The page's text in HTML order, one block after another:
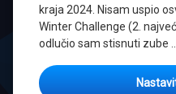
kraja 2024. Nisam uspio
Winter Challenge (2.
odlučio sam stisnuti zube …